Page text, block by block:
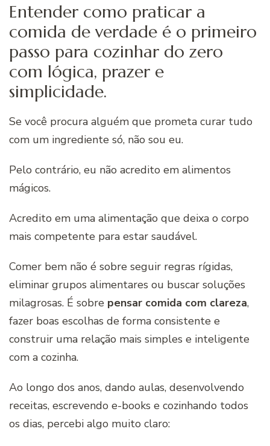
Entender como praticar a
comida de verdade é o primeiro
passo para cozinhar do zero
com lógica, prazer e
simplicidade.
Se você procura alguém que prometa curar tudo
com um ingrediente só, não sou eu.
Pelo contrário, eu não acredito em alimentos
mágicos.
Acredito em uma alimentação que deixa o corpo
mais competente para estar saudável.
Comer bem não é sobre seguir regras rígidas,
eliminar grupos alimentares ou buscar soluções
milagrosas. É sobre pensar comida com clareza,
fazer boas escolhas de forma consistente e
construir uma relação mais simples e inteligente
com a cozinha.
Ao longo dos anos, dando aulas, desenvolvendo
receitas, escrevendo e-books e cozinhando todos
os dias, percebi algo muito claro: